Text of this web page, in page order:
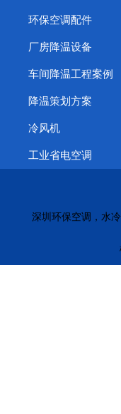
环保空调配件
厂房降温设备
车间降温工程案例
降温策划方案
冷风机
工业省电空调
深圳环保空调，水